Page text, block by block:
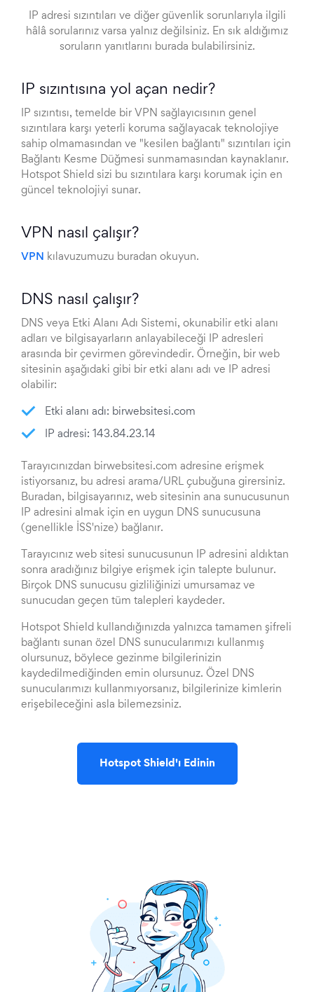
IP adresi sızıntıları ve diğer güvenlik sorunlarıyla ilgili
hâlâ sorularınız varsa yalnız değilsiniz. En sık aldığımız
soruların yanıtlarını burada bulabilirsiniz.
IP sızıntısına yol açan nedir?
IP sızıntısı, temelde bir VPN sağlayıcısının genel
sızıntılara karşı yeterli koruma sağlayacak teknolojiye
sahip olmamasından ve "kesilen bağlantı" sızıntıları için
Bağlantı Kesme Düğmesi sunmamasından kaynaklanır.
Hotspot Shield sizi bu sızıntılara karşı korumak için en
güncel teknolojiyi sunar.
VPN nasıl çalışır?
VPN kılavuzumuzu buradan okuyun.
DNS nasıl çalışır?
DNS veya Etki Alanı Adı Sistemi, okunabilir etki alanı
adları ve bilgisayarların anlayabileceği IP adresleri
arasında bir çevirmen görevindedir. Örneğin, bir web
sitesinin aşağıdaki gibi bir etki alanı adı ve IP adresi
olabilir:
Etki alanı adı: birwebsitesi.com
IP adresi: 143.84.23.14
Tarayıcınızdan birwebsitesi.com adresine erişmek
istiyorsanız, bu adresi arama/URL çubuğuna girersiniz.
Buradan, bilgisayarınız, web sitesinin ana sunucusunun
IP adresini almak için en uygun DNS sunucusuna
(genellikle İSS'nize) bağlanır.
Tarayıcınız web sitesi sunucusunun IP adresini aldıktan
sonra aradığınız bilgiye erişmek için talepte bulunur.
Birçok DNS sunucusu gizliliğinizi umursamaz ve
sunucudan geçen tüm talepleri kaydeder.
Hotspot Shield kullandığınızda yalnızca tamamen şifreli
bağlantı sunan özel DNS sunucularımızı kullanmış
olursunuz, böylece gezinme bilgilerinizin
kaydedilmediğinden emin olursunuz. Özel DNS
sunucularımızı kullanmıyorsanız, bilgilerinize kimlerin
erişebileceğini asla bilemezsiniz.
Hotspot Shield'ı Edinin